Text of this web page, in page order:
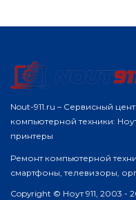
Nout-911.ru – Сервисный
компьютерной техники:
принтеры
Ремонт компьютерной
смартфоны, телевизоры,
Copyright © Ноут 911, 2003 -